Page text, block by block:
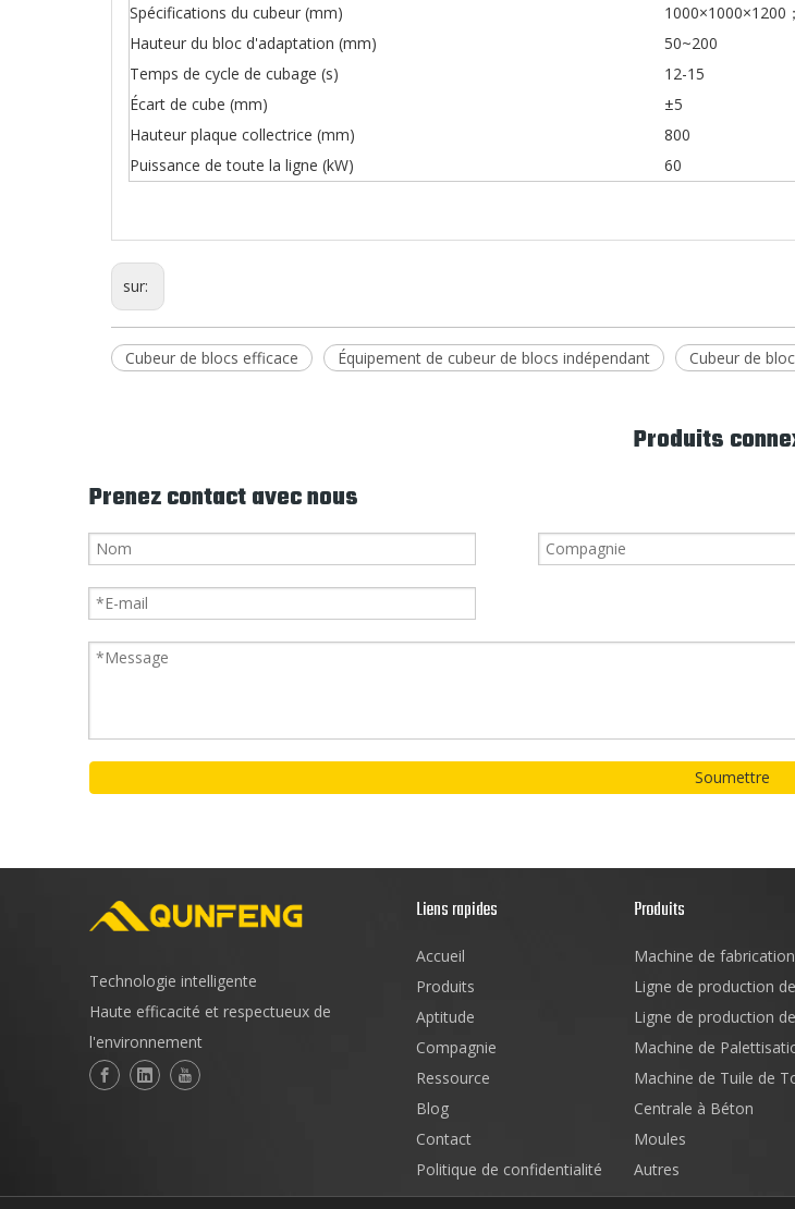
Spécifications du cubeur (mm)
1000×1000×1200
Hauteur du bloc d'adaptation (mm)
50~200
Temps de cycle de cubage (s)
12-15
Écart de cube (mm)
±5
Hauteur plaque collectrice (mm)
800
Puissance de toute la ligne (kW)
60
sur:
Cubeur de blocs efficace Équipement de cubeur de blocs indépendant Cubeur de
Produits
Prenez contact avec nous
Soumettre
Technologie intelligente
Haute efficacité et respectueux de
l'environnement
Liens rapides
Accueil
Produits
Aptitude
Compagnie
Ressource
Blog
Contact
Politique de confidentialité
Produits
Machine de
Ligne de production
Ligne de production
Machine de
Machine de Tuile de
Centrale à Béton
Moules
Autres